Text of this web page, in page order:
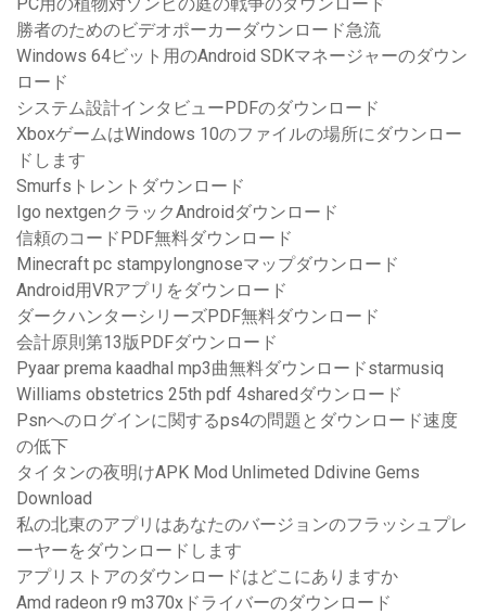
PC用の植物対ゾンビの庭の戦争のダウンロード
勝者のためのビデオポーカーダウンロード急流
Windows 64ビット用のAndroid SDKマネージャーのダウン
ロード
システム設計インタビューPDFのダウンロード
XboxゲームはWindows 10のファイルの場所にダウンロー
ドします
Smurfsトレントダウンロード
Igo nextgenクラックAndroidダウンロード
信頼のコードPDF無料ダウンロード
Minecraft pc stampylongnoseマップダウンロード
Android用VRアプリをダウンロード
ダークハンターシリーズPDF無料ダウンロード
会計原則第13版PDFダウンロード
Pyaar prema kaadhal mp3曲無料ダウンロードstarmusiq
Williams obstetrics 25th pdf 4sharedダウンロード
Psnへのログインに関するps4の問題とダウンロード速度
の低下
タイタンの夜明けAPK Mod Unlimeted Ddivine Gems
Download
私の北東のアプリはあなたのバージョンのフラッシュプレ
ーヤーをダウンロードします
アプリストアのダウンロードはどこにありますか
Amd radeon r9 m370xドライバーのダウンロード